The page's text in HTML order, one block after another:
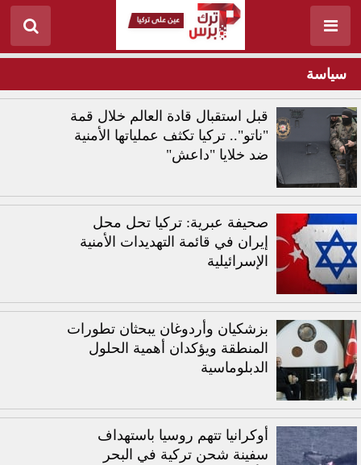
سياسة
قبل استقبال قادة العالم خلال قمة
"ناتو".. تركيا تكثف عملياتها الأمنية
ضد خلايا "داعش"
صحيفة عبرية: تركيا تحل محل
إيران في قائمة التهديدات الأمنية
الإسرائيلية
بزشكيان وأردوغان يبحثان تطورات
المنطقة ويؤكدان أهمية الحلول
الدبلوماسية
أوكرانيا تتهم روسيا باستهداف
سفينة شحن تركية في البحر